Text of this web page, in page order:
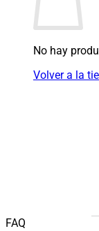
No hay
Volver a la
FAQ